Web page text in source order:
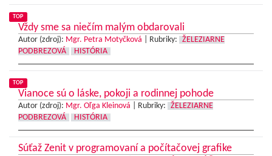
TOP
Vždy sme sa niečím malým obdarovali
Autor (zdroj): Mgr. Petra Motyčková Rubriky:
ŽELEZIARNE
PODBREZOVÁ
HISTÓRIA
TOP
Vianoce sú o láske, pokoji a rodinnej pohode
Autor (zdroj): Mgr. Oľga Kleinová Rubriky:
ŽELEZIARNE
PODBREZOVÁ
HISTÓRIA
Súťaž Zenit v programovaní a počítačovej grafike